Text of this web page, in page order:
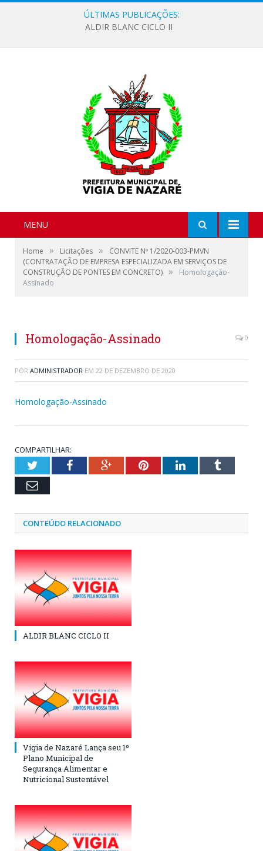
ÚLTIMAS PUBLICAÇÕES:
ALDIR BLANC CICLO II
MENU
Home » Licitações »
CONVITE Nº 1/2020-003-PMVN
(CONTRATAÇÃO DE EMPRESA ESPECIALIZADA EM SERVIÇOS DE
CONSTRUÇÃO DE PONTES EM CONCRETO) »
Homologação-
Assinado
Homologação-Assinado 0
POR ADMINISTRADOR EM 22 DE DEZEMBRO DE 2020
Homologação-Assinado
COMPARTILHAR:
TwitterFacebookGoogle+PinterestLinkedInTumblr
Email
CONTEÚDO RELACIONADO
ALDIR BLANC CICLO II
Vigia de Nazaré Lança seu 1º
Plano Municipal de
Segurança Alimentar e
Nutricional Sustentável